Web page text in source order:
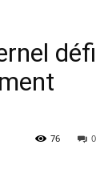
défi
0
76